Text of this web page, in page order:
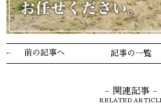
前の記事へ 記事の一覧
- 関連記事 -
RELATED